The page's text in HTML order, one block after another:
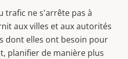
trafic ne s'arrête pas à
aux villes et aux autorités
dont elles ont besoin pour
planifier de manière plus